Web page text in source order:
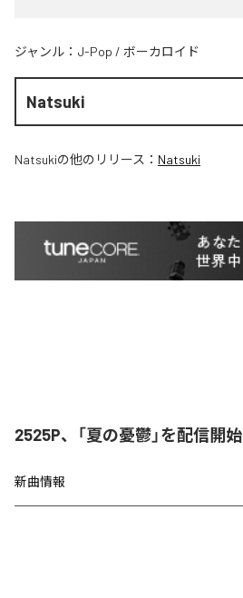
ジャンル： J-Pop / ボーカロイド
Natsuki
Natsukiの他のリリース： Natsuki
2525P、「夏の憂鬱」を配信開始
新曲情報